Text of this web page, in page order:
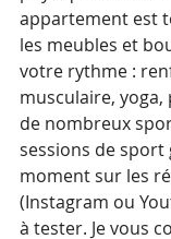
appartement est
les meubles et
votre rythme :
musculaire, yoga,
de nombreux
sessions de sport
moment sur les
(Instagram ou
à tester. Je vous